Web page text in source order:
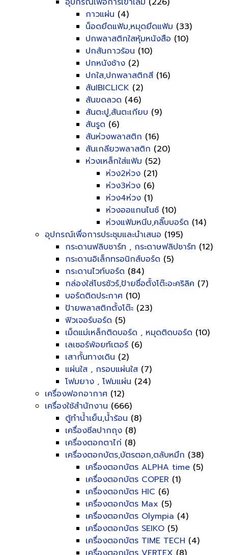
กาวแผ่น (4)
น็อดยึดแฟ้ม,หมุดยึดแฟ้ม (33)
ปกพลาสติกใสหุ้มหนังสือ (10)
ปกสันกาวร้อน (10)
ปกหนังช้าง (2)
ปกใส,ปกพลาสติกสี (16)
สันIBICLICK (2)
สันขดลวด (46)
สันตะปู,สันตะเกียบ (9)
สันรูด (6)
สันห่วงพลาสติก (16)
สันเกลียวพลาสติก (20)
ห่วงเหล็กใส่แฟ้ม (52)
ห่วง2ห่วง (21)
ห่วง3ห่วง (6)
ห่วง4ห่วง (1)
ห่วงออแกนไนซ์ (10)
ห่วงแฟ้มหนีบ,คลิ๊บบอร์ด (14)
อุปกรณ์เพื่อการประชุมและนำเสนอ (195)
กระดานฟลิบชาร์ท , กระดาษฟลิปชาร์ท (12)
กระดานอิเล็กทรอนิกส์บอร์ด (5)
กระดานไวท์บอร์ด (84)
กล่องใส่โบรชัวร์,ป้ายชื่อตั้งโต๊ะอะคริลิค (7)
บอร์ดติดประกาศ (10)
ป้ายพลาสติกตั้งโต๊ะ (23)
ฟิวเจอร์บอร์ด (5)
เม็ดแม่เหล็กติดบอร์ด , หมุดติดบอร์ด (10)
เลเซอร์พ้อยท์เตอร์ (6)
เสากั้นทางเดิน (2)
แผ่นใส , กรอบแผ่นใส (7)
โฟมยาง , โฟมแผ่น (24)
เครื่องฟอกอากาศ (12)
เครื่องใช้สำนักงาน (666)
ตู้ทำน้ำเย็น,น้ำร้อน (8)
เครื่องซีลปากถุง (8)
เครื่องตอกตาไก่ (8)
เครื่องตอกบัตร,บัตรตอก,ตลับหมึก (38)
เครื่องตอกบัตร ALPHA time (5)
เครื่องตอกบัตร COPER (1)
เครื่องตอกบัตร HIC (6)
เครื่องตอกบัตร Max (5)
เครื่องตอกบัตร Olympia (4)
เครื่องตอกบัตร SEIKO (5)
เครื่องตอกบัตร TIME TECH (4)